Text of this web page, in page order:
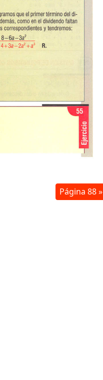
Página 88 »